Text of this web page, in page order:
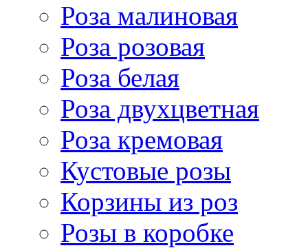
Роза малиновая
Роза розовая
Роза белая
Роза двухцветная
Роза кремовая
Кустовые розы
Корзины из роз
Розы в коробке